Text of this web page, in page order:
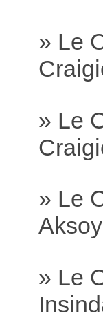
» Le
» Le
» Le
» Le